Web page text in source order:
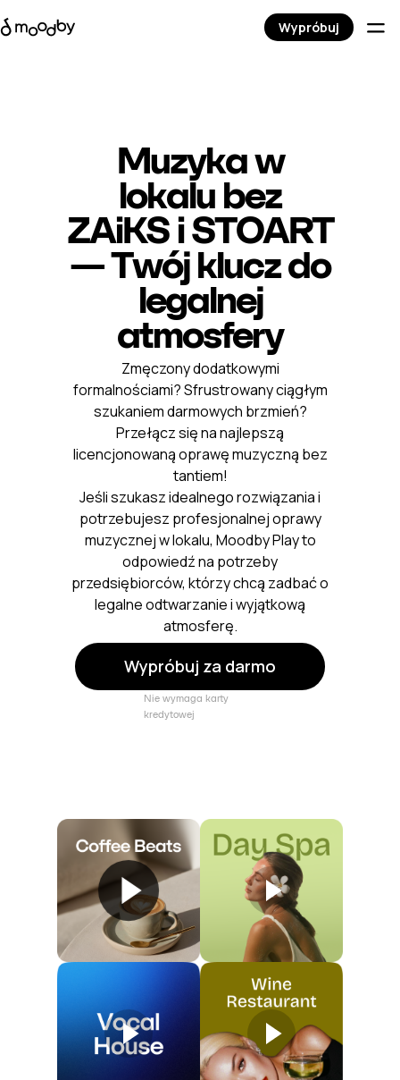
Muzyka w
lokalu bez
ZAiKS i STOART
— Twój klucz do
legalnej
atmosfery
Zmęczony dodatkowymi
formalnościami? Sfrustrowany ciągłym
szukaniem darmowych brzmień?
Przełącz się na najlepszą
licencjonowaną oprawę muzyczną bez
tantiem!
Jeśli szukasz idealnego rozwiązania i
potrzebujesz profesjonalnej oprawy
muzycznej w lokalu, Moodby Play to
odpowiedź na potrzeby
przedsiębiorców, którzy chcą zadbać o
legalne odtwarzanie i wyjątkową
atmosferę.
Wypróbuj za darmo
Nie wymaga karty
kredytowej
Wypróbuj